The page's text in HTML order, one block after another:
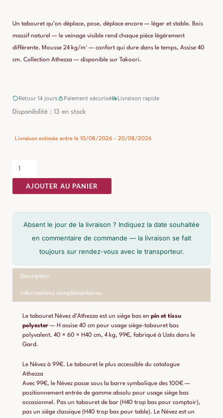
Un tabouret qu’on déplace, pose, déplace encore — léger et stable. Bois
massif naturel — le veinage visible rend chaque pièce légèrement
différente. Mousse 24 kg/m³ — confort qui dure dans le temps, Assise 40
cm. Collection Athezza — disponible sur Takoori.
Retour 14 jours Paiement sécurisé Livraison rapide
Disponibilité : 13 en stock
Livraison estimée entre le 10/08/2026 - 20/08/2026
quantité
Tabouret
Névez
Athezza
AJOUTER AU PANIER
Absent le jour de la livraison ? Indiquez la date souhaitée
en commentaire de commande — la livraison se fait
toujours sur rendez-vous avec le transporteur.
Description
Informations complémentaires
Le tabouret Névez d’Athezza est un siège bas en pin et tissu
polyester — H assise 40 cm pour usage siège-tabouret bas
polyvalent. 40 × 60 × H40 cm, 4 kg, 99€, fabriqué à Uzès dans le
Gard.
Le Névez à 99€. Le tabouret le plus accessible du catalogue
Athezza
Avec 99€, le Névez passe sous la barre symbolique des 100€ —
positionnement entrée de gamme absolu pour usage siège bas
occasionnel. Pas un tabouret de bar (H40 trop bas pour comptoir),
pas un siège classique (H40 trop bas pour table). Le Névez est un